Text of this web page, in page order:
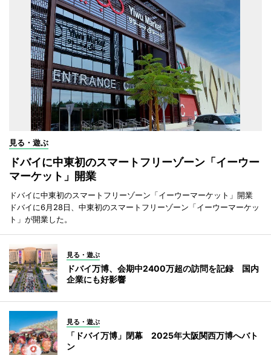
見る・遊ぶ
ドバイに中東初のスマートフリーゾーン「イーウー
マーケット」開業
ドバイに中東初のスマートフリーゾーン「イーウーマーケット」開業
ドバイに6月28日、中東初のスマートフリーゾーン「イーウーマーケッ
ト」が開業した。
見る・遊ぶ
ドバイ万博、会期中2400万超の訪問を記録 国内
企業にも好影響
見る・遊ぶ
「ドバイ万博」閉幕 2025年大阪関西万博へバト
ン